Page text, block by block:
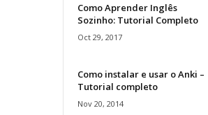
Como Aprender Inglês
Sozinho: Tutorial Completo
Oct 29, 2017
Como instalar e usar o Anki –
Tutorial completo
Nov 20, 2014